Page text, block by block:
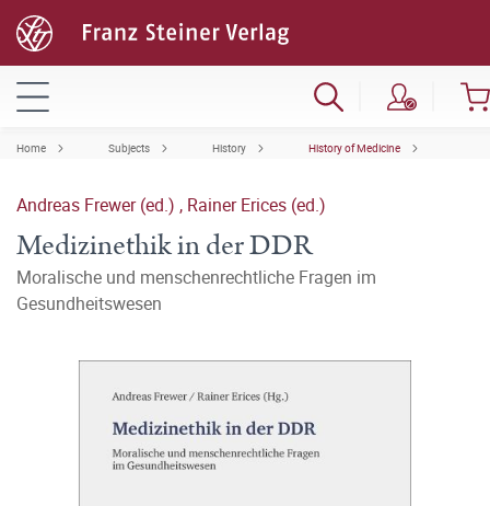
Home Subjects History History of Medicine
Andreas Frewer (ed.) , Rainer Erices (ed.)
Medizinethik in der DDR
Moralische und menschenrechtliche Fragen im
Gesundheitswesen